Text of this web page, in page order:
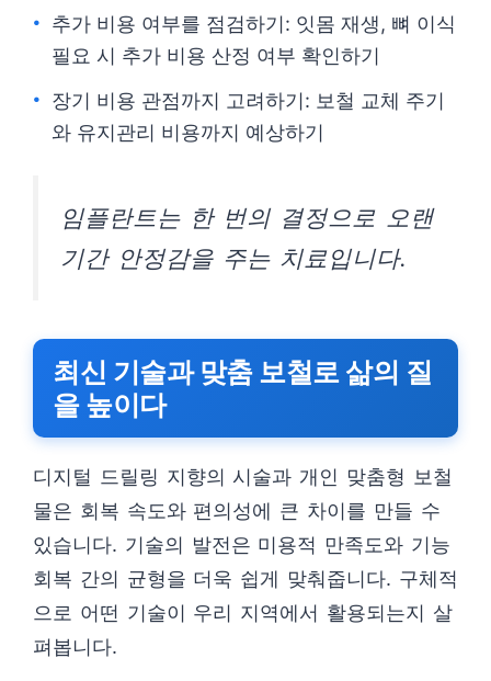
추가 비용 여부를 점검하기: 잇몸 재생, 뼈 이식
필요 시 추가 비용 산정 여부 확인하기
장기 비용 관점까지 고려하기: 보철 교체 주기
와 유지관리 비용까지 예상하기
임플란트는 한 번의 결정으로 오랜
기간 안정감을 주는 치료입니다.
최신 기술과 맞춤 보철로 삶의 질
을 높이다
디지털 드릴링 지향의 시술과 개인 맞춤형 보철
물은 회복 속도와 편의성에 큰 차이를 만들 수
있습니다. 기술의 발전은 미용적 만족도와 기능
회복 간의 균형을 더욱 쉽게 맞춰줍니다. 구체적
으로 어떤 기술이 우리 지역에서 활용되는지 살
펴봅니다.